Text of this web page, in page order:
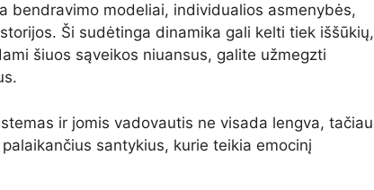
bendravimo modeliai, individualios asmenybės,
Ši sudėtinga dinamika gali kelti tiek iššūkių,
šiuos sąveikos niuansus, galite užmegzti
ir jomis vadovautis ne visada lengva, tačiau
santykius, kurie teikia emocinį